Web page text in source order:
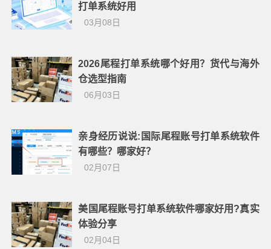
打单系统好用
03月08日
2026尾程打单系统哪个好用？货代与海外
仓选型指南
06月03日
亲身经历说说:国际尾程账号打单系统软件
有哪些？哪家好？
02月07日
美国尾程账号打单系统软件哪家好用?真实
体验分享
02月04日